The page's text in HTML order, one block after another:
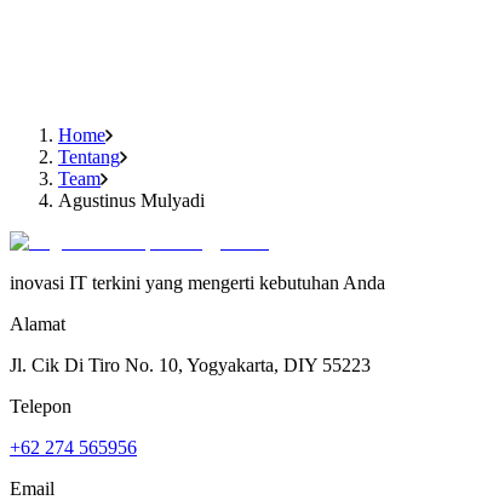
Home
Tentang
Team
Agustinus Mulyadi
inovasi IT terkini yang mengerti kebutuhan Anda
Alamat
Jl. Cik Di Tiro No. 10, Yogyakarta, DIY 55223
Telepon
+62 274 565956
Email